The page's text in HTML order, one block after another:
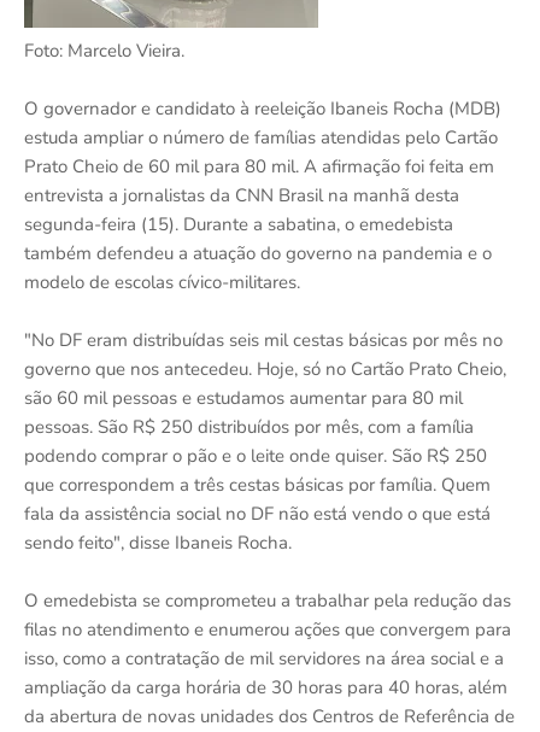
Foto: Marcelo Vieira.
O governador e candidato à reeleição Ibaneis Rocha (MDB)
estuda ampliar o número de famílias atendidas pelo Cartão
Prato Cheio de 60 mil para 80 mil. A afirmação foi feita em
entrevista a jornalistas da CNN Brasil na manhã desta
segunda-feira (15). Durante a sabatina, o emedebista
também defendeu a atuação do governo na pandemia e o
modelo de escolas cívico-militares.
"No DF eram distribuídas seis mil cestas básicas por mês no
governo que nos antecedeu. Hoje, só no Cartão Prato Cheio,
são 60 mil pessoas e estudamos aumentar para 80 mil
pessoas. São R$ 250 distribuídos por mês, com a família
podendo comprar o pão e o leite onde quiser. São R$ 250
que correspondem a três cestas básicas por família. Quem
fala da assistência social no DF não está vendo o que está
sendo feito", disse Ibaneis Rocha.
O emedebista se comprometeu a trabalhar pela redução das
filas no atendimento e enumerou ações que convergem para
isso, como a contratação de mil servidores na área social e a
ampliação da carga horária de 30 horas para 40 horas, além
da abertura de novas unidades dos Centros de Referência de